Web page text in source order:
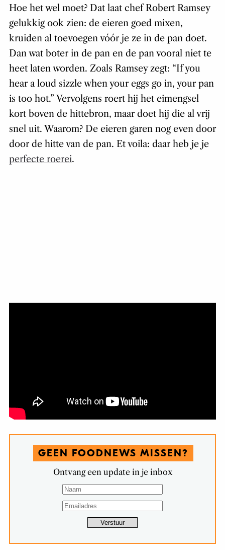
Hoe het wel moet? Dat laat chef Robert Ramsey
gelukkig ook zien: de eieren goed mixen,
kruiden al toevoegen vóór je ze in de pan doet.
Dan wat boter in de pan en de pan vooral niet te
heet laten worden. Zoals Ramsey zegt: “If you
hear a loud sizzle when your eggs go in, your pan
is too hot.” Vervolgens roert hij het eimengsel
kort boven de hittebron, maar doet hij die al vrij
snel uit. Waarom? De eieren garen nog even door
door de hitte van de pan. Et voila: daar heb je je
perfecte roerei.
GEEN FOODNEWS MISSEN?
Ontvang een update in je inbox